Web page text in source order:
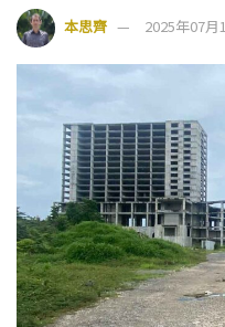
本思齊 2025年07月